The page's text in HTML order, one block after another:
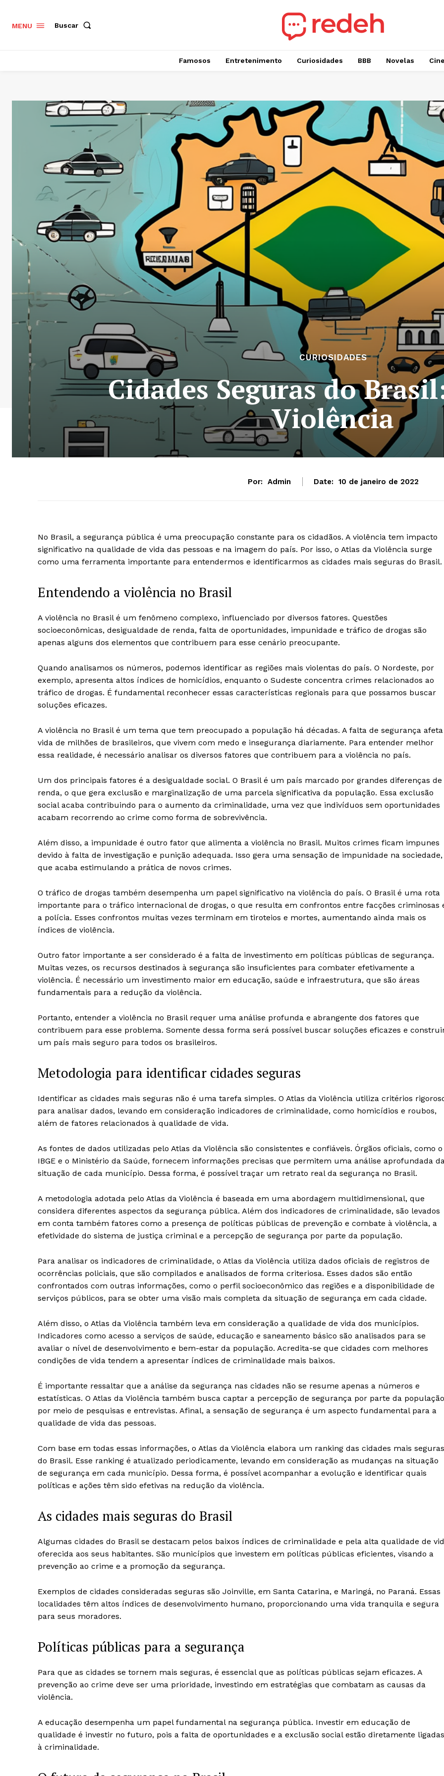
MENU Buscar
Famosos Entretenimento Curiosidades BBB Novelas
CURIOSIDADES
Cidades Seguras do
Violência
Por: Admin Date: 10 de janeiro de 2022
No Brasil, a segurança pública é uma preocupação constante para os cidadãos. A violência tem impacto
significativo na qualidade de vida das pessoas e na imagem do país. Por isso, o Atlas da Violência surge
como uma ferramenta importante para entendermos e identificarmos as cidades mais seguras do Brasil.
Entendendo a violência no Brasil
A violência no Brasil é um fenômeno complexo, influenciado por diversos fatores. Questões
socioeconômicas, desigualdade de renda, falta de oportunidades, impunidade e tráfico de drogas são
apenas alguns dos elementos que contribuem para esse cenário preocupante.
Quando analisamos os números, podemos identificar as regiões mais violentas do país. O Nordeste, por
exemplo, apresenta altos índices de homicídios, enquanto o Sudeste concentra crimes relacionados ao
tráfico de drogas. É fundamental reconhecer essas características regionais para que possamos buscar
soluções eficazes.
A violência no Brasil é um tema que tem preocupado a população há décadas. A falta de segurança
vida de milhões de brasileiros, que vivem com medo e insegurança diariamente. Para entender melhor
essa realidade, é necessário analisar os diversos fatores que contribuem para a violência no país.
Um dos principais fatores é a desigualdade social. O Brasil é um país marcado por grandes diferenças de
renda, o que gera exclusão e marginalização de uma parcela significativa da população. Essa exclusão
social acaba contribuindo para o aumento da criminalidade, uma vez que indivíduos sem oportunidades
acabam recorrendo ao crime como forma de sobrevivência.
Além disso, a impunidade é outro fator que alimenta a violência no Brasil. Muitos crimes ficam impunes
devido à falta de investigação e punição adequada. Isso gera uma sensação de impunidade na sociedade,
que acaba estimulando a prática de novos crimes.
O tráfico de drogas também desempenha um papel significativo na violência do país. O Brasil é uma rota
importante para o tráfico internacional de drogas, o que resulta em confrontos entre facções criminosas
a polícia. Esses confrontos muitas vezes terminam em tiroteios e mortes, aumentando ainda mais os
índices de violência.
Outro fator importante a ser considerado é a falta de investimento em políticas públicas de segurança.
Muitas vezes, os recursos destinados à segurança são insuficientes para combater efetivamente a
violência. É necessário um investimento maior em educação, saúde e infraestrutura, que são áreas
fundamentais para a redução da violência.
Portanto, entender a violência no Brasil requer uma análise profunda e abrangente dos fatores que
contribuem para esse problema. Somente dessa forma será possível buscar soluções eficazes e
um país mais seguro para todos os brasileiros.
Metodologia para identificar cidades seguras
Identificar as cidades mais seguras não é uma tarefa simples. O Atlas da Violência utiliza critérios
para analisar dados, levando em consideração indicadores de criminalidade, como homicídios e roubos,
além de fatores relacionados à qualidade de vida.
As fontes de dados utilizadas pelo Atlas da Violência são consistentes e confiáveis. Órgãos oficiais, como o
IBGE e o Ministério da Saúde, fornecem informações precisas que permitem uma análise aprofundada
situação de cada município. Dessa forma, é possível traçar um retrato real da segurança no Brasil.
A metodologia adotada pelo Atlas da Violência é baseada em uma abordagem multidimensional, que
considera diferentes aspectos da segurança pública. Além dos indicadores de criminalidade, são levados
em conta também fatores como a presença de políticas públicas de prevenção e combate à violência, a
efetividade do sistema de justiça criminal e a percepção de segurança por parte da população.
Para analisar os indicadores de criminalidade, o Atlas da Violência utiliza dados oficiais de registros de
ocorrências policiais, que são compilados e analisados de forma criteriosa. Esses dados são então
confrontados com outras informações, como o perfil socioeconômico das regiões e a disponibilidade de
serviços públicos, para se obter uma visão mais completa da situação de segurança em cada cidade.
Além disso, o Atlas da Violência também leva em consideração a qualidade de vida dos municípios.
Indicadores como acesso a serviços de saúde, educação e saneamento básico são analisados para se
avaliar o nível de desenvolvimento e bem-estar da população. Acredita-se que cidades com melhores
condições de vida tendem a apresentar índices de criminalidade mais baixos.
É importante ressaltar que a análise da segurança nas cidades não se resume apenas a números e
estatísticas. O Atlas da Violência também busca captar a percepção de segurança por parte da
por meio de pesquisas e entrevistas. Afinal, a sensação de segurança é um aspecto fundamental para a
qualidade de vida das pessoas.
Com base em todas essas informações, o Atlas da Violência elabora um ranking das cidades mais seguras
do Brasil. Esse ranking é atualizado periodicamente, levando em consideração as mudanças na situação
de segurança em cada município. Dessa forma, é possível acompanhar a evolução e identificar quais
políticas e ações têm sido efetivas na redução da violência.
As cidades mais seguras do Brasil
Algumas cidades do Brasil se destacam pelos baixos índices de criminalidade e pela alta qualidade de
oferecida aos seus habitantes. São municípios que investem em políticas públicas eficientes, visando a
prevenção ao crime e a promoção da segurança.
Exemplos de cidades consideradas seguras são Joinville, em Santa Catarina, e Maringá, no Paraná. Essas
localidades têm altos índices de desenvolvimento humano, proporcionando uma vida tranquila e segura
para seus moradores.
Políticas públicas para a segurança
Para que as cidades se tornem mais seguras, é essencial que as políticas públicas sejam eficazes. A
prevenção ao crime deve ser uma prioridade, investindo em estratégias que combatam as causas da
violência.
A educação desempenha um papel fundamental na segurança pública. Investir em educação de
qualidade é investir no futuro, pois a falta de oportunidades e a exclusão social estão diretamente ligadas
à criminalidade.